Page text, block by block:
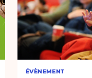
ÉVÈNEMENT